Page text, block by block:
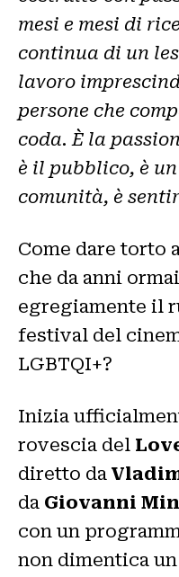
mesi e mesi di
continua di un
lavoro
persone che
coda. È la
è il pubblico, è
comunità, è
Come dare torto
che da anni
egregiamente il
festival del
LGBTQI+?
Inizia
rovescia del
diretto da
da Giovanni
con un
non dimentica